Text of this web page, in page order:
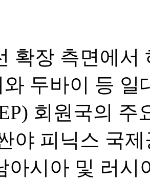
확장 측면에서
두바이 등
회원국의
야 피닉스 국
아시아 및 러시